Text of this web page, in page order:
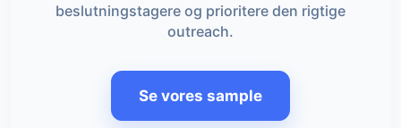
beslutningstagere og prioritere den rigtige
outreach.
Se vores sample